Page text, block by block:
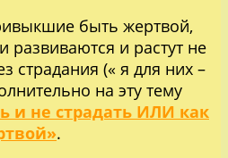
быть жертвой,
развиваются и растут не
страдания (« я для них –
на эту тему
и не страдать ИЛИ как
.